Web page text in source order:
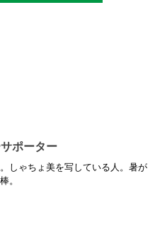
ポーター
しゃちょ美を写している人。暑が
。